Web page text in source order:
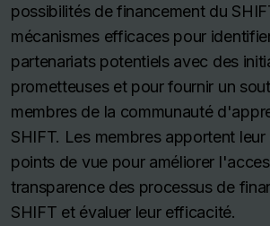
possibilités de financement du
mécanismes efficaces pour
partenariats potentiels avec des
prometteuses et pour fournir un
membres de la communauté
SHIFT. Les membres apportent
points de vue pour améliorer
transparence des processus de
SHIFT et évaluer leur efficacité.